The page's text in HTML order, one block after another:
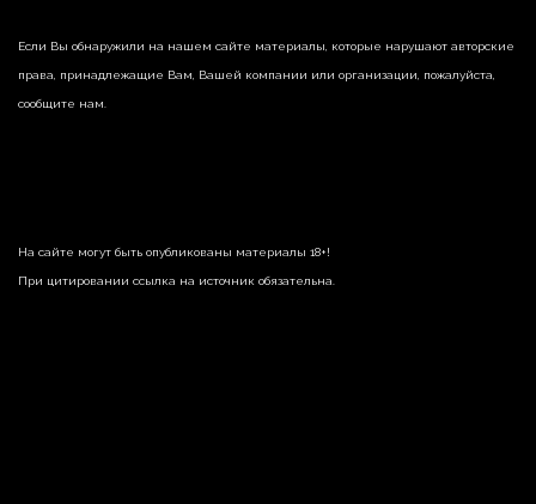
Если Вы обнаружили на нашем сайте материалы, которые нарушают авторские
права, принадлежащие Вам, Вашей компании или организации, пожалуйста,
сообщите нам.
На сайте могут быть опубликованы материалы 18+!
При цитировании ссылка на источник обязательна.